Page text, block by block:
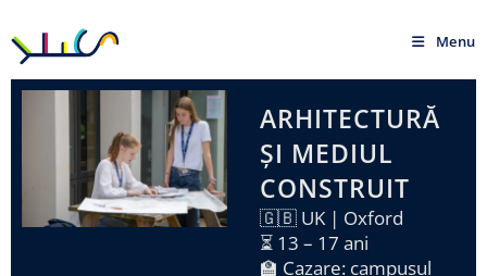
Menu
ARHITECTURĂ
ȘI MEDIUL
CONSTRUIT
🇬🇧 UK | Oxford
⏳ 13 – 17 ani
🏫 Cazare: campusul